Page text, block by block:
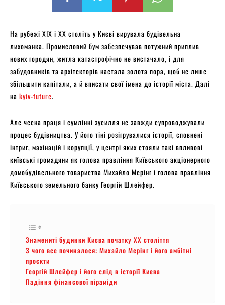
На рубежі XIX і XX століть у Києві вирувала будівельна
лихоманка. Промисловий бум забезпечував потужний приплив
нових городян, житла катастрофічно не вистачало, і для
забудовників та архітекторів настала золота пора, щоб не лише
збільшити капітали, а й вписати свої імена до історії міста. Далі
на kyiv-future.
Але чесна праця і сумлінні зусилля не завжди супроводжували
процес будівництва. У його тіні розігрувалися історії, сповнені
інтриг, махінацій і корупції, у центрі яких стояли такі впливові
київські громадяни як голова правління Київського акціонерного
домобудівельного товариства Михайло Мерінг і голова правління
Київського земельного банку Георгій Шлейфер.
Знамениті будинки Києва початку XX століття
З чого все починалося: Михайло Мерінг і його амбітні
проєкти
Георгій Шлейфер і його слід в історії Києва
Падіння фінансової піраміди